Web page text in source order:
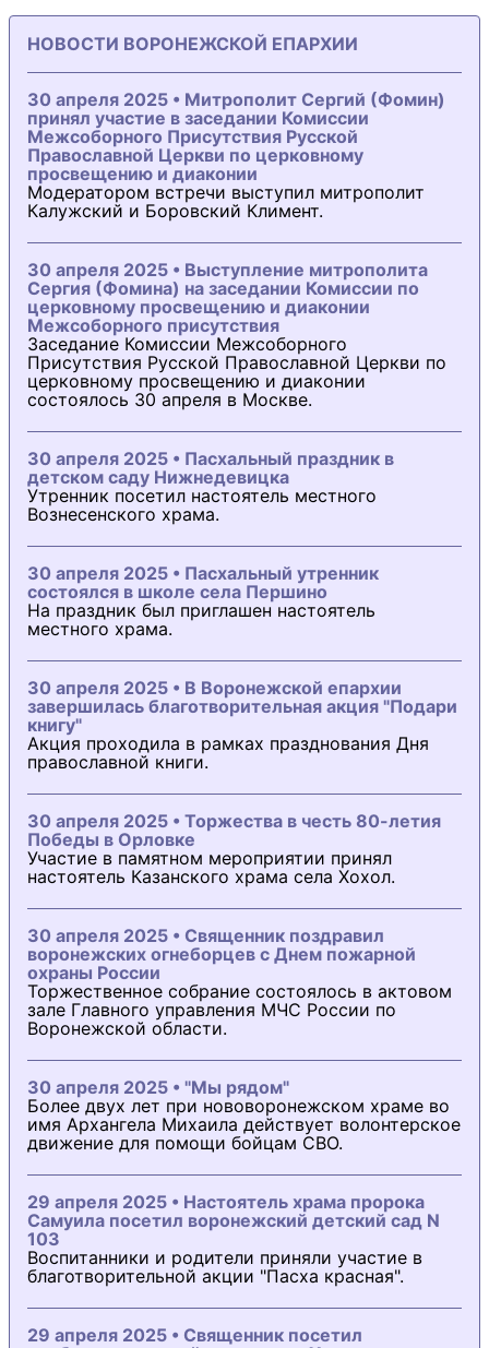
НОВОСТИ ВОРОНЕЖСКОЙ ЕПАРХИИ
30 апреля 2025 • Митрополит Сергий (Фомин)
принял участие в заседании Комиссии
Межсоборного Присутствия Русской
Православной Церкви по церковному
просвещению и диаконии
Модератором встречи выступил митрополит
Калужский и Боровский Климент.
30 апреля 2025 • Выступление митрополита
Сергия (Фомина) на заседании Комиссии по
церковному просвещению и диаконии
Межсоборного присутствия
Заседание Комиссии Межсоборного
Присутствия Русской Православной Церкви по
церковному просвещению и диаконии
состоялось 30 апреля в Москве.
30 апреля 2025 • Пасхальный праздник в
детском саду Нижнедевицка
Утренник посетил настоятель местного
Вознесенского храма.
30 апреля 2025 • Пасхальный утренник
состоялся в школе села Першино
На праздник был приглашен настоятель
местного храма.
30 апреля 2025 • В Воронежской епархии
завершилась благотворительная акция "Подари
книгу"
Акция проходила в рамках празднования Дня
православной книги.
30 апреля 2025 • Торжества в честь 80-летия
Победы в Орловке
Участие в памятном мероприятии принял
настоятель Казанского храма села Хохол.
30 апреля 2025 • Священник поздравил
воронежских огнеборцев с Днем пожарной
охраны России
Торжественное собрание состоялось в актовом
зале Главного управления МЧС России по
Воронежской области.
30 апреля 2025 • "Мы рядом"
Более двух лет при нововоронежском храме во
имя Архангела Михаила действует волонтерское
движение для помощи бойцам СВО.
29 апреля 2025 • Настоятель храма пророка
Самуила посетил воронежский детский сад N
103
Воспитанники и родители приняли участие в
благотворительной акции "Пасха красная".
29 апреля 2025 • Священник посетил